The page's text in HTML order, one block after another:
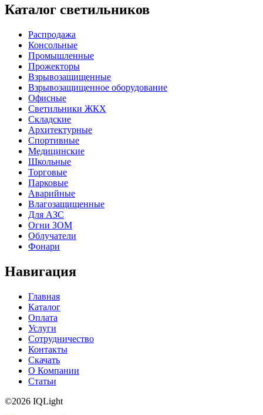
Каталог светильников
Распродажа
Консольные
Промышленные
Прожекторы
Взрывозащищенные
Взрывозащищенное оборудование
Офисные
Cветильники ЖКХ
Складские
Архитектурные
Спортивные
Медицинские
Школьные
Торговые
Парковые
Аварийные
Влагозащищенные
Для АЗС
Огни ЗОМ
Облучатели
Фонари
Навигация
Главная
Каталог
Оплата
Услуги
Сотрудничество
Контакты
Скачать
О Компании
Статьи
©2026 IQLight